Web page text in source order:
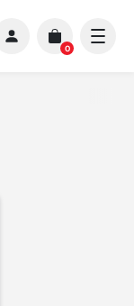
0